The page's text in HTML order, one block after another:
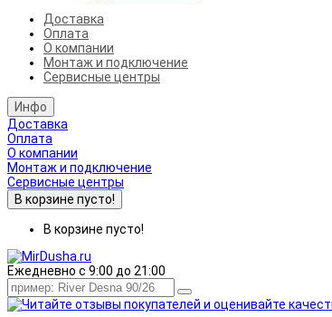
Доставка
Оплата
О компании
Монтаж и подключение
Сервисные центры
Инфо
Доставка
Оплата
О компании
Монтаж и подключение
Сервисные центры
В корзине пусто!
В корзине пусто!
Ежедневно с 9:00 до 21:00